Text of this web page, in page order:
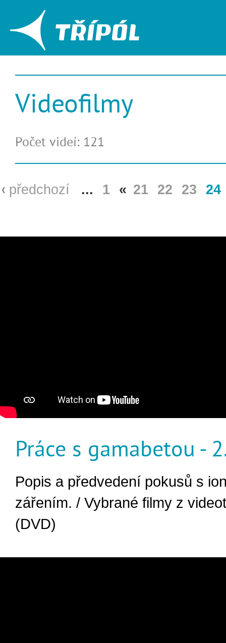
Videofilmy
Počet videí: 121
předchozí ... 1 « 21 22 23 24
Práce s gamabetou -
Popis a předvedení pokusů s
zářením. / Vybrané filmy z
(DVD)